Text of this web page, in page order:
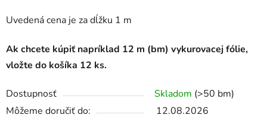
Uvedená cena je za dĺžku 1 m
Ak chcete kúpiť napríklad 12 m (bm) vykurovacej fólie,
vložte do košíka 12 ks.
Dostupnosť Skladom (>50 bm)
Môžeme doručiť do:
12.08.2026